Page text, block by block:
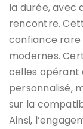
la durée, avec
rencontre.
confiance rare
modernes.
celles opérant
personnalisé,
sur la
Ainsi,